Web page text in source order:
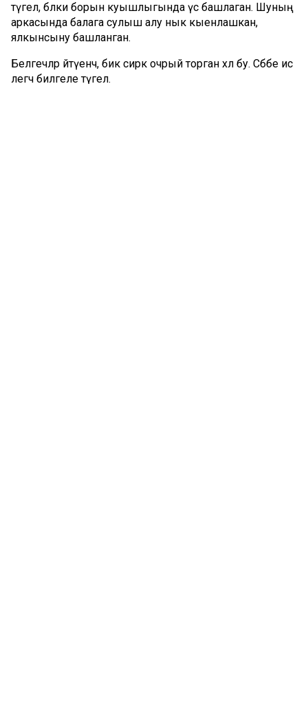
түгел, бәлки борын куышлыгында үсә башлаган. Шуның
аркасында балага сулыш алу нык кыенлашкан,
ялкынсыну башланган.
Белгечләр әйтүенчә, бик сирәк очрый торган хәл бу. Сәбәбе исә
әлегәчә билгеле түгел.